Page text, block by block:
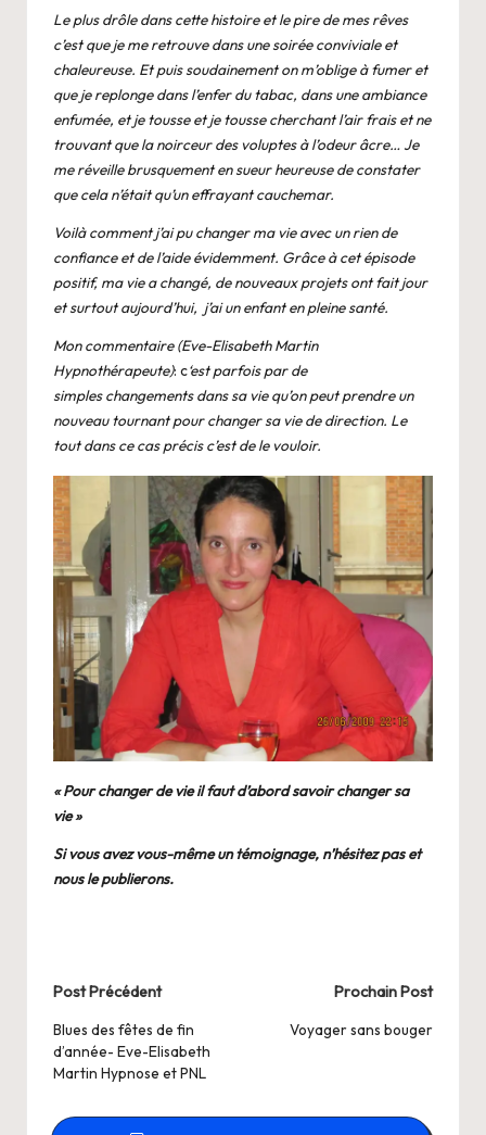
Le plus drôle dans cette histoire et le pire de mes rêves
c’est que je me retrouve dans une soirée conviviale et
chaleureuse. Et puis soudainement on m’oblige à fumer et
que je replonge dans l’enfer du tabac, dans une ambiance
enfumée, et je tousse et je tousse cherchant l’air frais et ne
trouvant que la noirceur des voluptes à l’odeur âcre… Je
me réveille brusquement en sueur heureuse de constater
que cela n’était qu’un effrayant cauchemar.
Voilà comment j’ai pu changer ma vie avec un rien de
confiance et de l’aide évidemment. Grâce à cet épisode
positif, ma vie a changé, de nouveaux projets ont fait jour
et surtout aujourd’hui, j’ai un enfant en pleine santé.
Mon commentaire (Eve-Elisabeth Martin
Hypnothérapeute): c‘est parfois par de
simples changements dans sa vie qu’on peut prendre un
nouveau tournant pour changer sa vie de direction. Le
tout dans ce cas précis c’est de le vouloir.
« Pour changer de vie il faut d’abord savoir changer sa
vie »
Si vous avez vous-même un témoignage, n’hésitez pas et
nous le publierons.
Post
navigation
Post Précédent
Blues des fêtes de fin
d’année- Eve-Elisabeth
Martin Hypnose et PNL
Prochain Post
Voyager sans bouger